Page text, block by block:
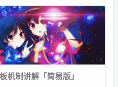
机制讲解「简易版」